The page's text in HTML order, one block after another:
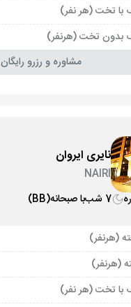
با تخت (هر نفر)
بدون تخت (هرنفر)
مشاوره و رزرو رایگان
نایری ایروان
NAIRI
7 شب با صبحانه(BB)
با تخت (هر نفر)